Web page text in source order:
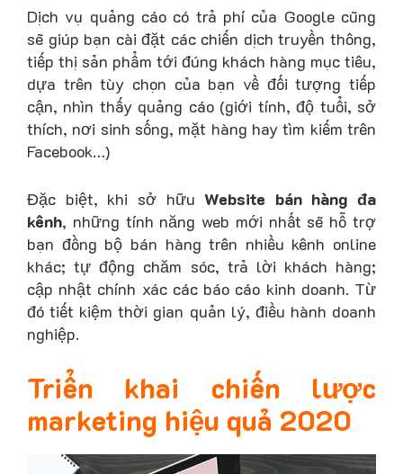
Dịch vụ quảng cáo có trả phí của Google cũng
sẽ giúp bạn cài đặt các chiến dịch truyền thông,
tiếp thị sản phẩm tới đúng khách hàng mục tiêu,
dựa trên tùy chọn của bạn về đối tượng tiếp
cận, nhìn thấy quảng cáo (giới tính, độ tuổi, sở
thích, nơi sinh sống, mặt hàng hay tìm kiếm trên
Facebook…)
Đặc biệt, khi sở hữuWebsite bán hàng đa
kênh, những tính năng web mới nhất sẽ hỗ trợ
bạn đồng bộ bán hàng trên nhiều kênh online
khác; tự động chăm sóc, trả lời khách hàng;
cập nhật chính xác các báo cáo kinh doanh. Từ
đó tiết kiệm thời gian quản lý, điều hành doanh
nghiệp.
Triển khai chiến lược
marketing hiệu quả 2020